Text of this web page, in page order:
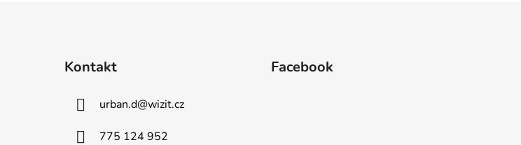
Kontakt
urban.d@wizit.cz
775 124 952
Facebook